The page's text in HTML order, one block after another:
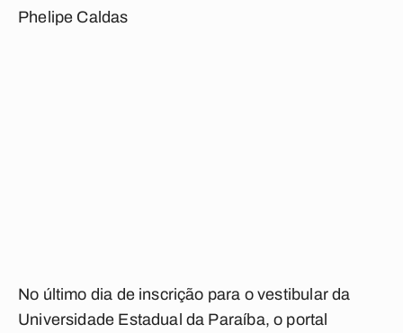
Phelipe Caldas
No último dia de inscrição para o vestibular da
Universidade Estadual da Paraíba, o portal